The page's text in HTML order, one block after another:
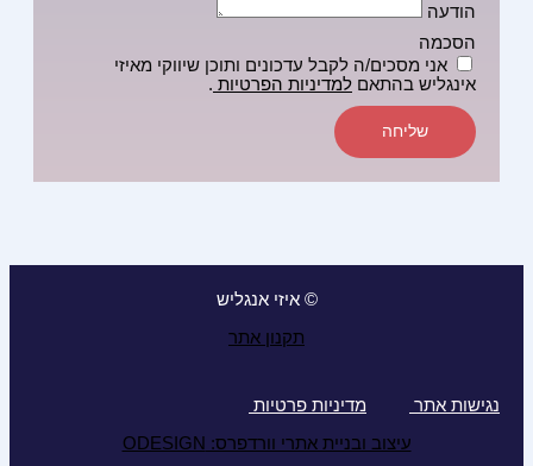
הודעה
הסכמה
אני מסכים/ה לקבל עדכונים ותוכן שיווקי מאיזי
אינגליש בהתאם למדיניות הפרטיות .
שליחה
© איזי אנגליש
תקנון אתר
נגישות אתר מדיניות פרטיות
עיצוב ובניית אתרי וורדפרס: ODESIGN